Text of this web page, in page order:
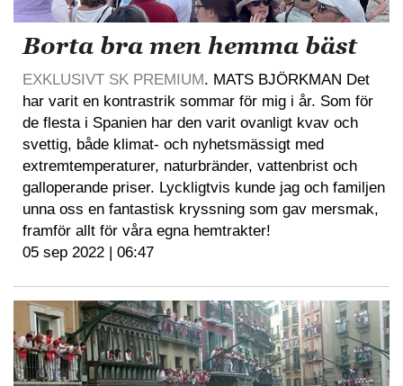
Borta bra men hemma bäst
EXKLUSIVT SK PREMIUM. MATS BJÖRKMAN Det
har varit en kontrastrik sommar för mig i år. Som för
de flesta i Spanien har den varit ovanligt kvav och
svettig, både klimat- och nyhetsmässigt med
extremtemperaturer, naturbränder, vattenbrist och
galloperande priser. Lyckligtvis kunde jag och familjen
unna oss en fantastisk kryssning som gav mersmak,
framför allt för våra egna hemtrakter!
05 sep 2022 | 06:47